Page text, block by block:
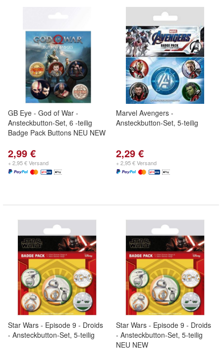
GB Eye - God of War -
Ansteckbutton-Set, 6 -teilig
Badge Pack Buttons NEU NEW
2,99 €
+ 2,95 € Versand
Marvel Avengers -
Ansteckbutton-Set, 5-teilig
2,29 €
+ 2,95 € Versand
Star Wars - Episode 9 - Droids
- Ansteckbutton-Set, 5-teilig
Star Wars - Episode 9 - Droids
- Ansteckbutton-Set, 5-teilig
NEU NEW